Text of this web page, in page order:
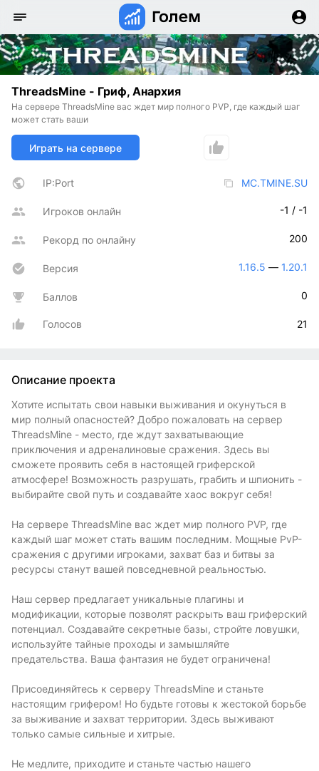
ThreadsMine - Гриф, Анархия
На сервере ThreadsMine вас ждет мир полного PVP, где каждый шаг
может стать ваши
Играть на сервере
IP:Port MC.TMINE.SU
Игроков онлайн -1 / -1
Рекорд по онлайну 200
Версия 1.16.5 — 1.20.1
Баллов 0
Голосов 21
Описание проекта
Хотите испытать свои навыки выживания и окунуться в
мир полный опасностей? Добро пожаловать на сервер
ThreadsMine - место, где ждут захватывающие
приключения и адреналиновые сражения. Здесь вы
сможете проявить себя в настоящей гриферской
атмосфере! Возможность разрушать, грабить и шпионить -
выбирайте свой путь и создавайте хаос вокруг себя!
На сервере ThreadsMine вас ждет мир полного PVP, где
каждый шаг может стать вашим последним. Мощные PvP-
сражения с другими игроками, захват баз и битвы за
ресурсы станут вашей повседневной реальностью.
Наш сервер предлагает уникальные плагины и
модификации, которые позволят раскрыть ваш гриферский
потенциал. Создавайте секретные базы, стройте ловушки,
используйте тайные проходы и замышляйте
предательства. Ваша фантазия не будет ограничена!
Присоединяйтесь к серверу ThreadsMine и станьте
настоящим грифером! Но будьте готовы к жестокой борьбе
за выживание и захват территории. Здесь выживают
только самые сильные и хитрые.
Не медлите, приходите и станьте частью нашего